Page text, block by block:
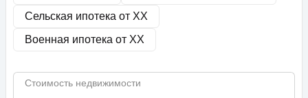
Сельская ипотека от XX
Военная ипотека от XX
Стоимость недвижимости